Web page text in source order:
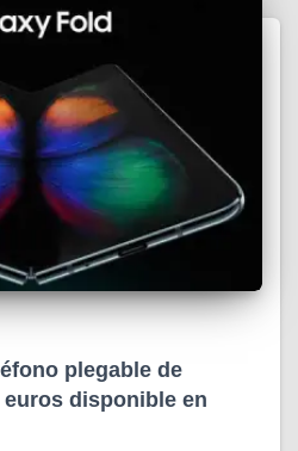
plegable de
euros disponible en